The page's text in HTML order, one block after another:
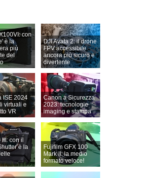
con
è la
più
del
DJI Avata 2: il drone
FPV accessibile
ancora più sicuro e
divertente
ISE 2024
virtuali e
VR
Canon a Sicurezza
2023: tecnologie
imaging e stampa
III: con il
è la
Fujifilm GFX 100
Mark II: la medio
formato veloce!